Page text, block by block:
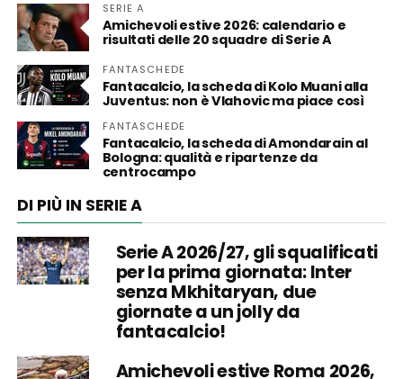
SERIE A
Amichevoli estive 2026: calendario e
risultati delle 20 squadre di Serie A
FANTASCHEDE
Fantacalcio, la scheda di Kolo Muani alla
Juventus: non è Vlahovic ma piace così
FANTASCHEDE
Fantacalcio, la scheda di Amondarain al
Bologna: qualità e ripartenze da
centrocampo
DI PIÙ IN SERIE A
Serie A 2026/27, gli squalificati
per la prima giornata: Inter
senza Mkhitaryan, due
giornate a un jolly da
fantacalcio!
Amichevoli estive Roma 2026,